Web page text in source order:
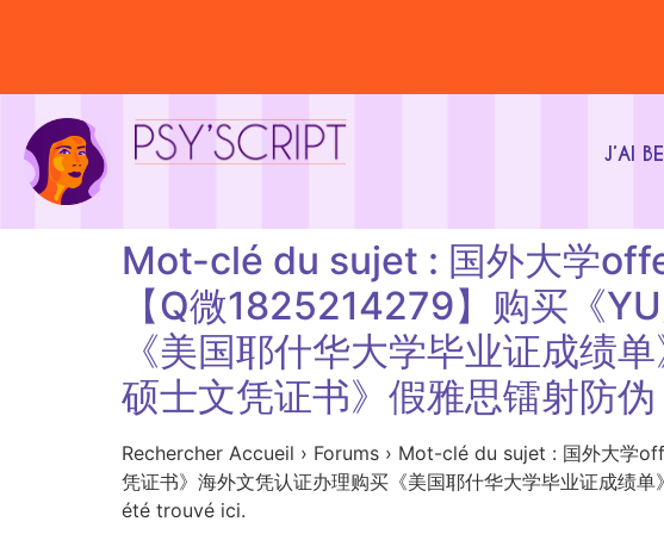
J’AI
Mot-clé du sujet : 国外大学
【Q微1825214279】购买《
《美国耶什华大学毕业证成绩
硕士文凭证书》假雅思镭射防伪
Rechercher Accueil › Forums › Mot-clé du sujet : 国外大学
凭证书》海外文凭认证办理购买《美国耶什华大学毕业证成绩
été trouvé ici.